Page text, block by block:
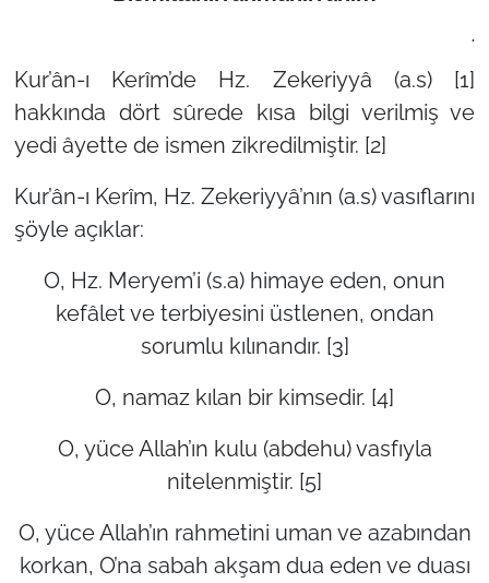
.
Kur’ân-ı Kerîm’de Hz. Zekeriyyâ (a.s) [1]
hakkında dört sûrede kısa bilgi verilmiş ve
yedi âyette de ismen zikredilmiştir. [2]
Kur’ân-ı Kerîm, Hz. Zekeriyyâ’nın (a.s) vasıflarını
şöyle açıklar:
O, Hz. Meryem’i (s.a) himaye eden, onun
kefâlet ve terbiyesini üstlenen, ondan
sorumlu kılınandır. [3]
O, namaz kılan bir kimsedir. [4]
O, yüce Allah’ın kulu (abdehu) vasfıyla
nitelenmiştir. [5]
O, yüce Allah’ın rahmetini uman ve azabından
korkan, O’na sabah akşam dua eden ve duası